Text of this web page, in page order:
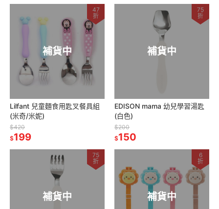
補貨中
47
折
Lilfant 兒童麵食用匙叉餐具組
(米奇/米妮)
$420
$199
補貨中
75
折
EDISON mama 幼兒學習湯匙
(白色)
$200
$150
補貨中
75
折
補貨中
6
折